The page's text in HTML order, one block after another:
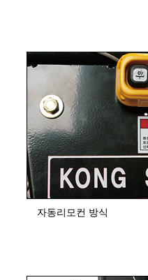
자동리모컨 방식